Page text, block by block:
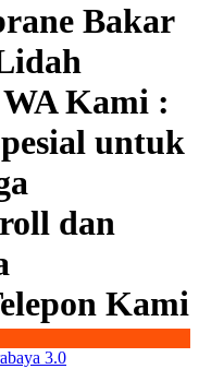
Bakar
Kami :
untuk
dan
Kami
3.0